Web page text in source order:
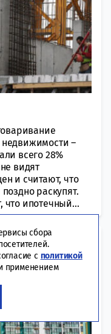
–
всего 28%
видят
и считают, что
раскупят.
ипотечный...
по
сбора
с политикой
применением